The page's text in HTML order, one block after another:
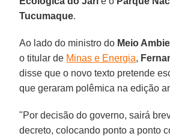
Tucumaque.
Ao lado do ministro do Meio
o titular de Minas e Energia,
disse que o novo texto pretende
que geraram polêmica na edição
"Por decisão do governo, sairá
decreto, colocando ponto a ponto